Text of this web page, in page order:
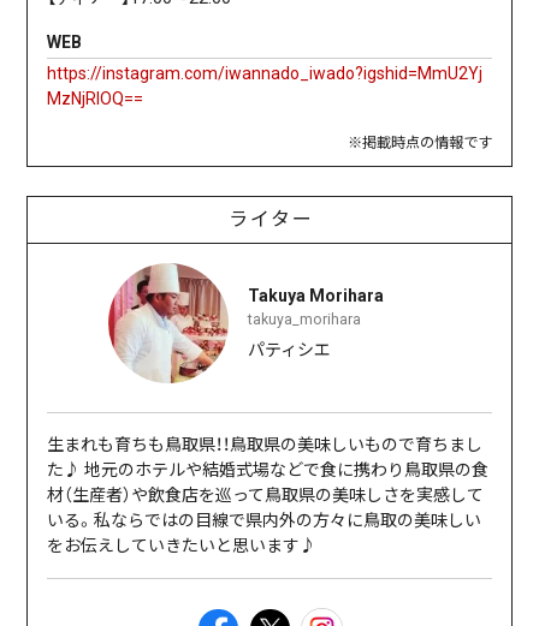
WEB
https://instagram.com/iwannado_iwado?igshid=MmU2Yj
MzNjRlOQ==
※掲載時点の情報です
ライター
Takuya Morihara
takuya_morihara
パティシエ
生まれも育ちも鳥取県！！鳥取県の美味しいもので育ちまし
た♪ 地元のホテルや結婚式場などで食に携わり鳥取県の食
材（生産者）や飲食店を巡って鳥取県の美味しさを実感して
いる。私ならではの目線で県内外の方々に鳥取の美味しい
をお伝えしていきたいと思います♪